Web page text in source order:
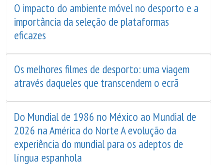
O impacto do ambiente móvel no desporto e a
importância da seleção de plataformas
eficazes
Os melhores filmes de desporto: uma viagem
através daqueles que transcendem o ecrã
Do Mundial de 1986 no México ao Mundial de
2026 na América do Norte A evolução da
experiência do mundial para os adeptos de
língua espanhola